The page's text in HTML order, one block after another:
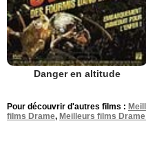
Danger en altitude
Pour découvrir d'autres films :
films Drame, Meilleurs films